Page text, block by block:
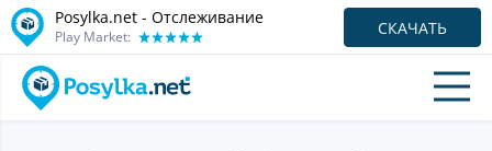
Posylka.net - Отслеживание
Play Market: СКАЧАТЬ